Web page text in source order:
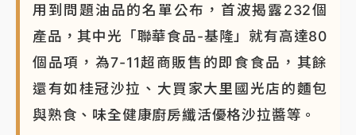
用到問題油品的名單公布，首波揭露232個
產品，其中光「聯華食品-基隆」就有高達80
個品項，為7-11超商販售的即食食品，其餘
還有如桂冠沙拉、大買家大里國光店的麵包
與熟食、味全健康廚房纖活優格沙拉醬等。